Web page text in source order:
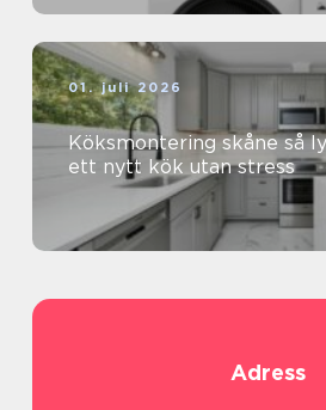
01. juli 2026
Köksmontering skåne så lyckas du med
ett nytt kök utan stress
Adress